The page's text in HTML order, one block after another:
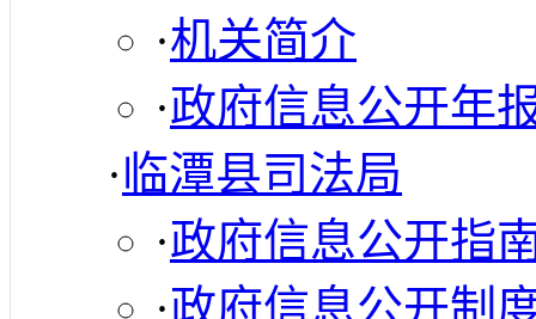
·机关简介
·政府信息公开年
·临潭县司法局
·政府信息公开指
·政府信息公开制